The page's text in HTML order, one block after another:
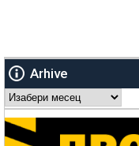
Arhive
Arhive